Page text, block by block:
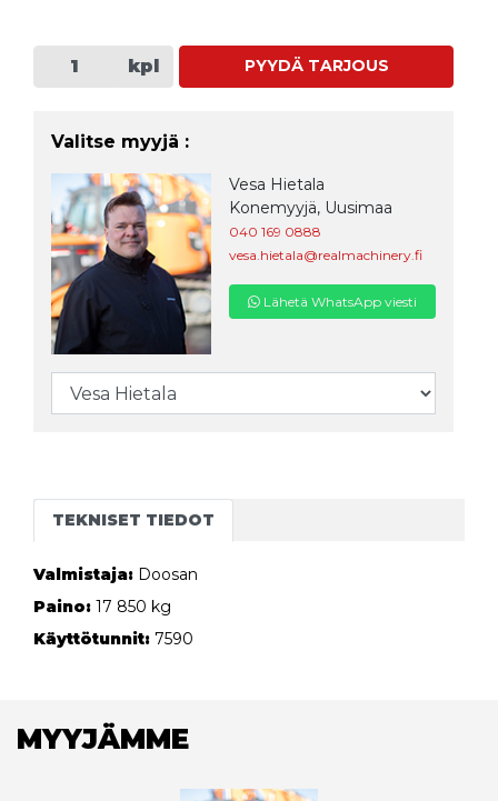
kpl PYYDÄ TARJOUS
Valitse myyjä :
Vesa Hietala
Konemyyjä, Uusimaa
040 169 0888
vesa.hietala@realmachinery.fi
Lähetä WhatsApp viesti
TEKNISET TIEDOT
Valmistaja: Doosan
Paino: 17 850 kg
Käyttötunnit: 7590
MYYJÄMME